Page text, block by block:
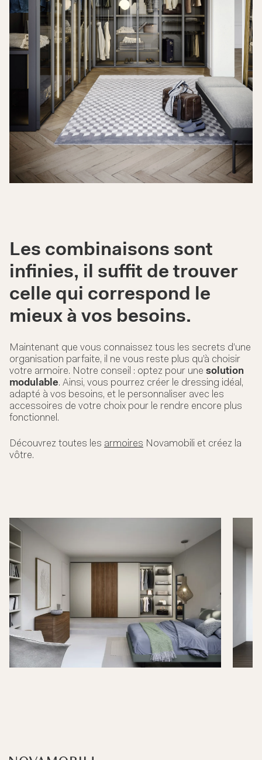
Les combinaisons sont
infinies, il suffit de trouver
celle qui correspond le
mieux à vos besoins.
Maintenant que vous connaissez tous les secrets d’une
organisation parfaite, il ne vous reste plus qu’à choisir
votre armoire. Notre conseil : optez pour une solution
modulable. Ainsi, vous pourrez créer le dressing idéal,
adapté à vos besoins, et le personnaliser avec les
accessoires de votre choix pour le rendre encore plus
fonctionnel.
Découvrez toutes les armoires Novamobili et créez la
vôtre.